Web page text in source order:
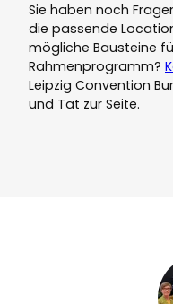
Sie haben noch
die passende
mögliche Bausteine
Rahmenprogramm?
Leipzig Convention
und Tat zur Seite.